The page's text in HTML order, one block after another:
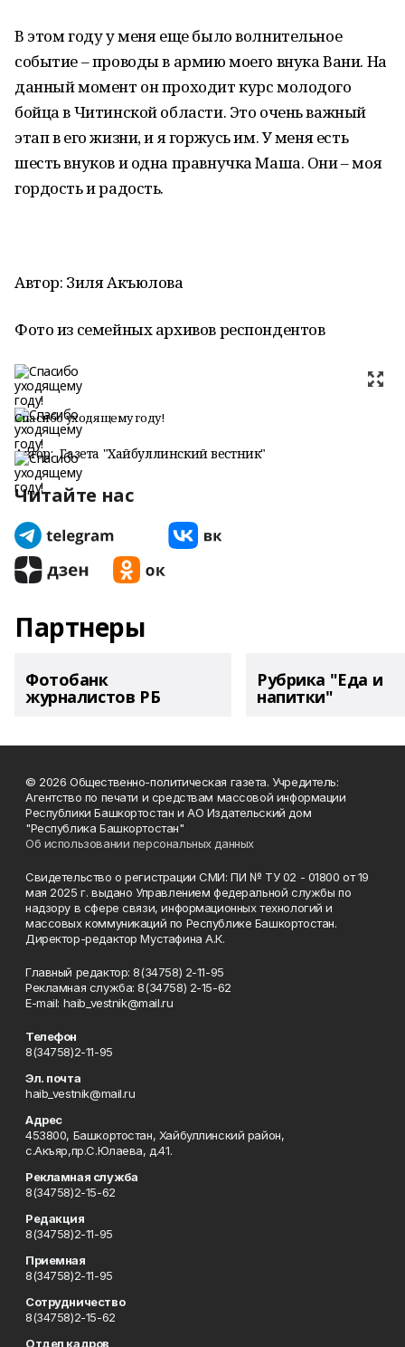
В этом году у меня еще было волнительное
событие – проводы в армию моего внука Вани. На
данный момент он проходит курс молодого
бойца в Читинской области. Это очень важный
этап в его жизни, и я горжусь им. У меня есть
шесть внуков и одна правнучка Маша. Они – моя
гордость и радость.
Автор: Зиля Акъюлова
Фото из семейных архивов респондентов
Спасибо уходящему году!
Автор: Газета "Хайбуллинский вестник"
Читайте нас
Партнеры
Фотобанк
журналистов РБ
Рубрика "Еда и
напитки"
© 2026 Общественно-политическая газета. Учредитель:
Агентство по печати и средствам массовой информации
Республики Башкортостан и АО Издательский дом
"Республика Башкортостан"
Об использовании персональных данных
Свидетельство о регистрации СМИ: ПИ № ТУ 02 - 01800 от 19
мая 2025 г. выдано Управлением федеральной службы по
надзору в сфере связи, информационных технологий и
массовых коммуникаций по Республике Башкортостан.
Директор-редактор Мустафина А.К.
Главный редактор: 8(34758) 2-11-95
Рекламная служба: 8(34758) 2-15-62
Е-mаil: haib_vestnik@mail.ru
Телефон
8(34758)2-11-95
Эл. почта
haib_vestnik@mail.ru
Адрес
453800, Башкортостан, Хайбуллинский район,
с.Акъяр,пр.С.Юлаева, д.41.
Рекламная служба
8(34758)2-15-62
Редакция
8(34758)2-11-95
Приемная
8(34758)2-11-95
Сотрудничество
8(34758)2-15-62
Отдел кадров